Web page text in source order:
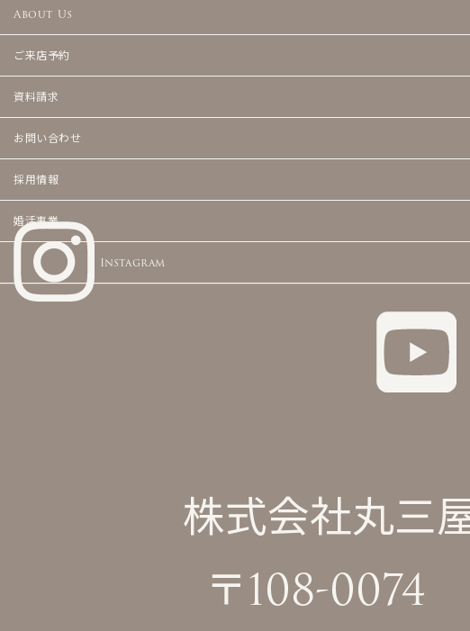
About Us
ご来店予約
資料請求
お問い合わせ
採用情報
婚活事業
Instagram
株式会社丸三
〒108-0074